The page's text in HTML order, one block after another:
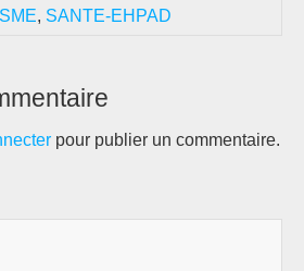
, SANTE-EHPAD
pour publier un commentaire.